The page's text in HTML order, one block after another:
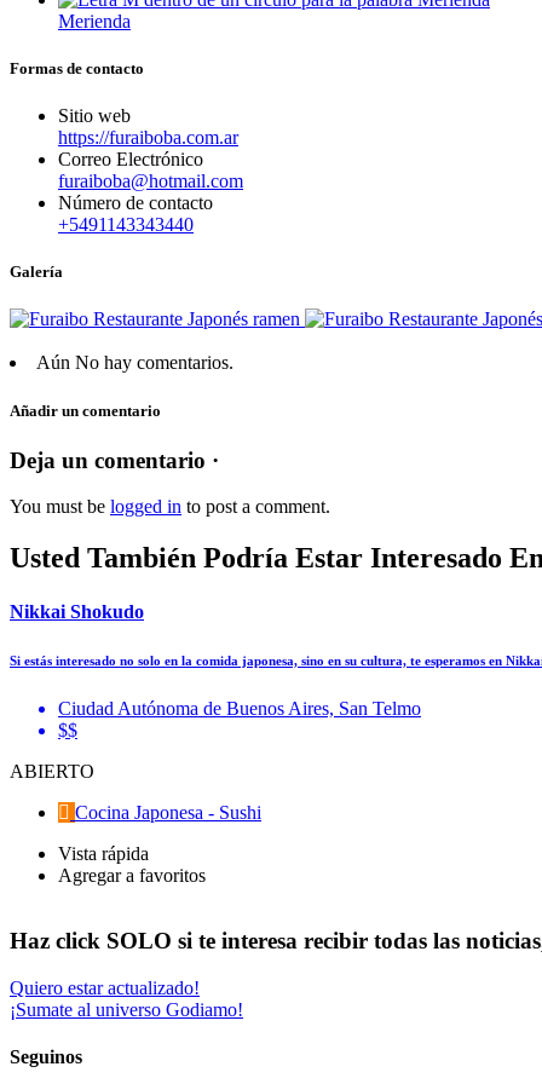
Merienda
Formas de contacto
Sitio web
https://furaiboba.com.ar
Correo Electrónico
furaiboba@hotmail.com
Número de contacto
+5491143343440
Galería
Aún No hay comentarios.
Añadir un comentario
Deja un comentario ·
You must be logged in to post a comment.
Usted También Podría Estar Interesado
Nikkai Shokudo
Si estás interesado no solo en la comida japonesa, sino en su cultura, te esperamos en
Ciudad Autónoma de Buenos Aires, San Telmo
$$
ABIERTO
Cocina Japonesa - Sushi
Vista rápida
Agregar a favoritos
Haz click SOLO si te interesa recibir todas las
Quiero estar actualizado!
¡Sumate al universo Godiamo!
Seguinos